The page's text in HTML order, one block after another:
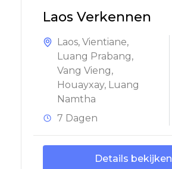
Laos Verkennen
Laos, Vientiane,
Luang Prabang,
Vang Vieng,
Houayxay, Luang
Namtha
7 Dagen
Details bekijken